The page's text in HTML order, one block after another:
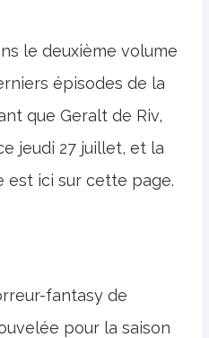
le deuxième volume
épisodes de la
que Geralt de Riv,
jeudi 27 juillet, et la
est ici sur cette page.
fantasy de
pour la saison